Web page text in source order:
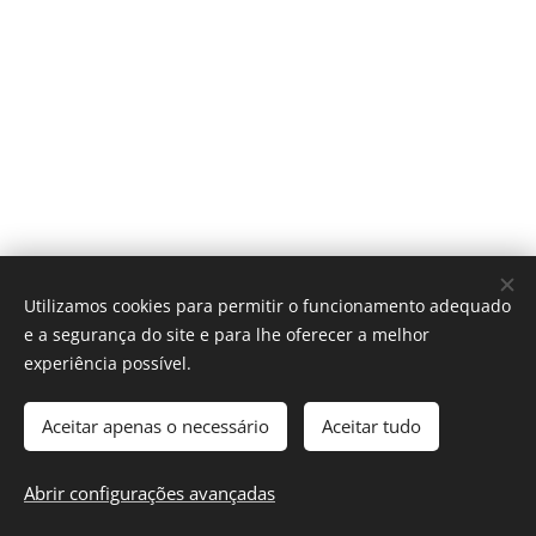
Livro de Reclamações Eletrónico
Sede institucional da ATNP
Rua do Conde de Vilas Boas, 126
© Copyright 2022 ATNP - Todos os direitos reservado
Utilizamos cookies para permitir o funcionamento adequado
e a segurança do site e para lhe oferecer a melhor
experiência possível.
Aceitar apenas o necessário Aceitar tudo
Abrir configurações avançadas